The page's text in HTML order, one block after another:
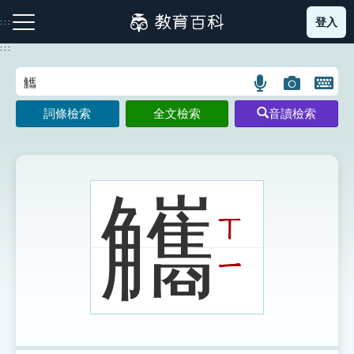
到
主
:::
注音索引圖示 筆畫索引圖示 部首索引表圖示
登入
:::
語
言
搜
示
圖
片
搜
開
鍵
圖
詞條檢索 全文檢索 音讀檢索
觿ㄒ
ㄧ